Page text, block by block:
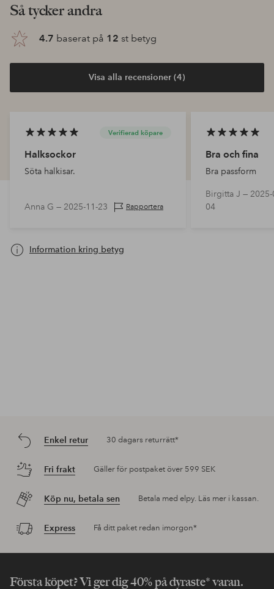
Så tycker andra
4.7 baserat på 12 st betyg
Visa alla recensioner (4)
Verifierad köpare
Halksockor
Söta halkisar.
Anna G — 2025-11-23 Rapportera
Bra och fina
Bra passform
Birgitta J —
04
Information kring betyg
Enkel retur 30 dagars returrätt*
Fri frakt Gäller för postpaket över 599 SEK
Köp nu, betala sen Betala med elpy. Läs mer i kassan.
Express Få ditt paket redan imorgon*
Första köpet? Vi ger dig 40% på dyraste* varan.